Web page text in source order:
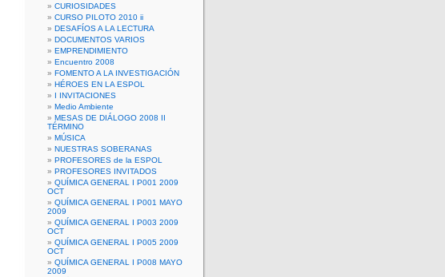
CURIOSIDADES
CURSO PILOTO 2010 ii
DESAFÍOS A LA LECTURA
DOCUMENTOS VARIOS
EMPRENDIMIENTO
Encuentro 2008
FOMENTO A LA INVESTIGACIÓN
HÉROES EN LA ESPOL
I INVITACIONES
Medio Ambiente
MESAS DE DIÁLOGO 2008 II
TÉRMINO
MÚSICA
NUESTRAS SOBERANAS
PROFESORES de la ESPOL
PROFESORES INVITADOS
QUÍMICA GENERAL I P001 2009
OCT
QUÍMICA GENERAL I P001 MAYO
2009
QUÍMICA GENERAL I P003 2009
OCT
QUÍMICA GENERAL I P005 2009
OCT
QUÍMICA GENERAL I P008 MAYO
2009